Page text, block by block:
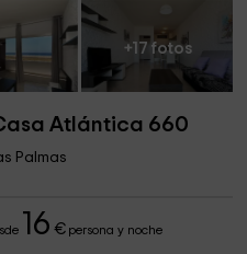
+17 fotos
Atlántica 660
Palmas
16 €persona y noche